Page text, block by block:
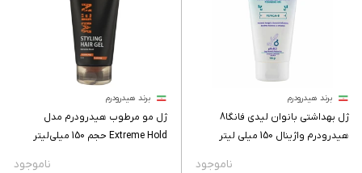
برند هیدرودرم
ژل بهداشتی بانوان لیدی فانگا8
هیدرودرم واژینال 150 میلی لیتر
برند هیدرودرم
ژل مو مرطوب هیدرودرم مدل
Extreme Hold حجم 150 میلی‌لیتر